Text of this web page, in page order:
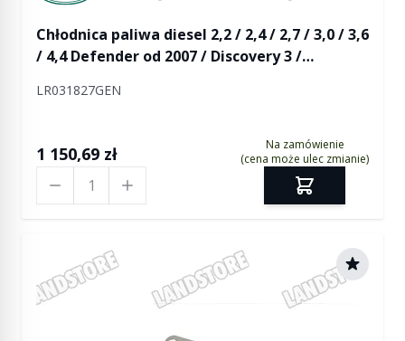
Chłodnica paliwa diesel 2,2 / 2,4 / 2,7 / 3,0 / 3,6
/ 4,4 Defender od 2007 / Discovery 3 /
LR031827GEN
1 150,69 zł
Na zamówienie
(cena może ulec zmianie)